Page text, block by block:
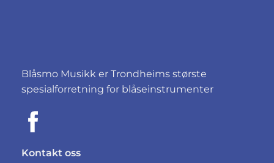
Blåsmo Musikk er Trondheims største
spesialforretning for blåseinstrumenter
Kontakt oss